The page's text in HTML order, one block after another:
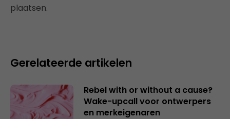
plaatsen.
Gerelateerde artikelen
Rebel with or without a cause?
Wake-upcall voor ontwerpers
en merkeigenaren